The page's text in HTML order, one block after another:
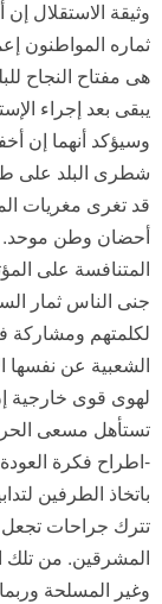
وثيقة الاستقلال
ثماره المواطنون
هى مفتاح النجاح
يبقى بعد إجراء
وسيؤكد أنهما إن
شطرى البلد على
قد تغرى مغريات
أحضان وطن موحد.
المتنافسة على
جنى الناس ثمار
لكلمتهم ومشاركة
الشعبية عن نفسها
لهوى قوى خارجية
تستأهل مسعى
-اطراح فكرة
باتخاذ الطرفين
تترك جراحات تجعل
المشرقين. من تلك
وغير المسلحة